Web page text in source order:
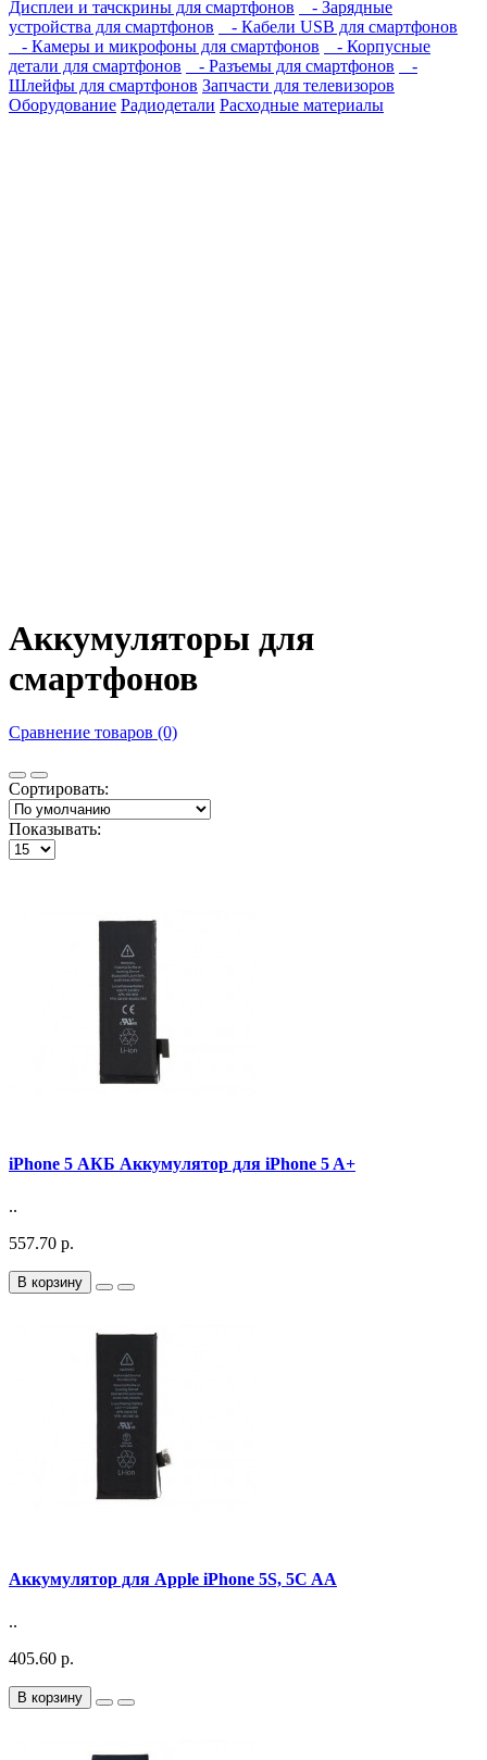
Дисплеи и тачскрины для смартфонов
- Зарядные
устройства для смартфонов
- Кабели USB для смартфонов
- Камеры и микрофоны для смартфонов
- Корпусные
детали для смартфонов
- Разъемы для смартфонов
-
Шлейфы для смартфонов Запчасти для телевизоров
Оборудование Радиодетали Расходные материалы
Аккумуляторы для
смартфонов
Сравнение товаров (0)
Сортировать:
Показывать:
iPhone 5 АКБ Аккумулятор для iPhone 5 A+
..
557.70 р.
В корзину
Аккумулятор для Apple iPhone 5S, 5C AA
..
405.60 р.
В корзину